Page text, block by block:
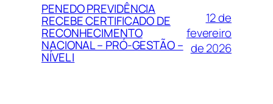
PENEDO PREVIDÊNCIA
RECEBE CERTIFICADO DE
RECONHECIMENTO
NACIONAL – PRÓ-GESTÃO –
NÍVEL I
12 de
fevereiro
de 2026